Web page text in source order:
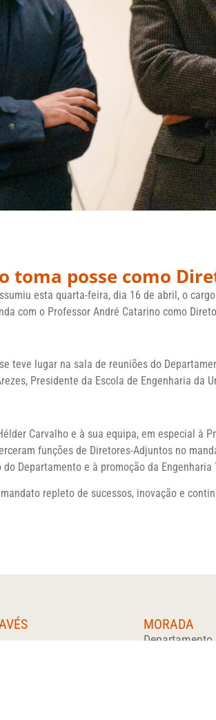
toma posse como
esta quarta-feira, dia 16 de abril, o
com o Professor André Catarino como
teve lugar na sala de reuniões do
Presidente da Escola de Engenharia da
Carvalho e à sua equipa, em especial à
funções de Diretores-Adjuntos no
Departamento e à promoção da Engenharia
repleto de sucessos, inovação e
MORADA
Departamento